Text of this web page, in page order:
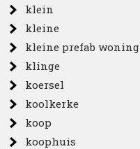
klein
kleine
kleine prefab woning
klinge
koersel
koolkerke
koop
koophuis